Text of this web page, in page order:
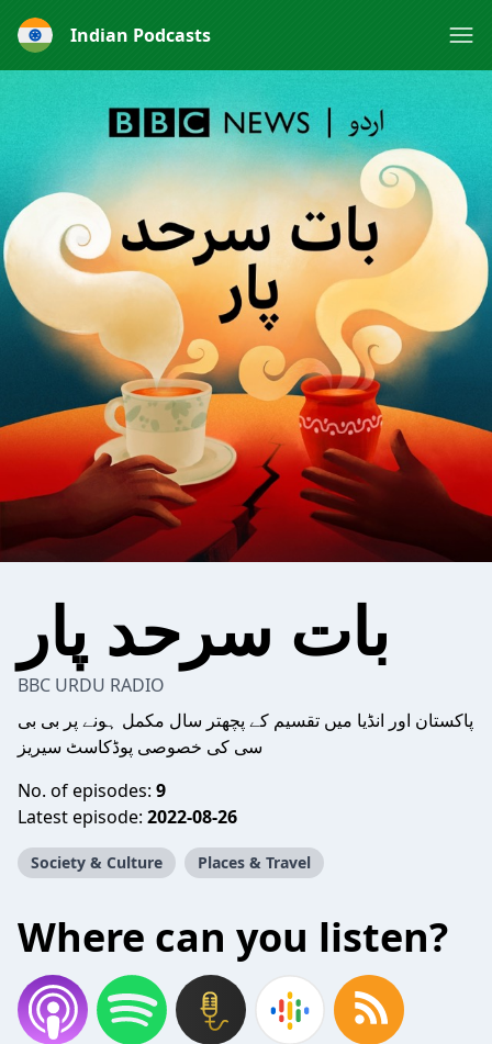
Indian Podcasts
بات سرحد پار
BBC URDU RADIO
پاکستان اور انڈیا میں تقسیم کے پچھتر سال مکمل ہونے پر بی بی
سی کی خصوصی پوڈکاسٹ سیریز
No. of episodes: 9
Latest episode: 2022-08-26
Society & Culture Places & Travel
Where can you listen?